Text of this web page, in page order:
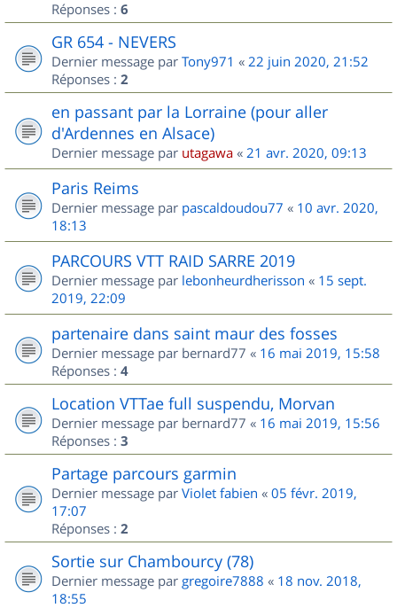
Réponses : 6
GR 654 - NEVERS
Dernier message par Tony971 « 22 juin 2020, 21:52
Réponses : 2
en passant par la Lorraine (pour aller
d'Ardennes en Alsace)
Dernier message par utagawa « 21 avr. 2020, 09:13
Paris Reims
Dernier message par pascaldoudou77 « 10 avr. 2020,
18:13
PARCOURS VTT RAID SARRE 2019
Dernier message par lebonheurdherisson « 15 sept.
2019, 22:09
partenaire dans saint maur des fosses
Dernier message par bernard77 « 16 mai 2019, 15:58
Réponses : 4
Location VTTae full suspendu, Morvan
Dernier message par bernard77 « 16 mai 2019, 15:56
Réponses : 3
Partage parcours garmin
Dernier message par Violet fabien « 05 févr. 2019,
17:07
Réponses : 2
Sortie sur Chambourcy (78)
Dernier message par gregoire7888 « 18 nov. 2018,
18:55